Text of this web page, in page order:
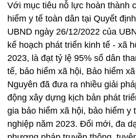
Với mục tiêu nỗ lực hoàn thành
hiểm y tế toàn dân tại Quyết
UBND ngày 26/12/2022 của
kế hoạch phát triển kinh tế - xã
2023, là đạt tỷ lệ 95% số dân
tế, bảo hiểm xã hội, Bảo hiểm
Nguyên đã đưa ra nhiều giải
động xây dựng kịch bản phát
gia bảo hiểm xã hội, bảo hiểm y
nghiệp năm 2023. Đổi mới, đa